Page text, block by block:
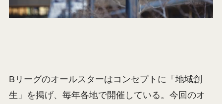
Bリーグのオールスターはコンセプトに「地域創
生」を掲げ、毎年各地で開催している。今回のオ